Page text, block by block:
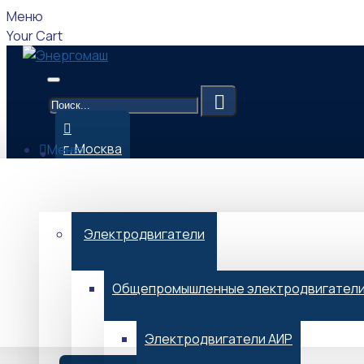
Меню
Your Cart
г. Москва
Меню
Электродвигатели
Общепромышленные
Электродвигатели АИР
09:00-17:00 (Мск)